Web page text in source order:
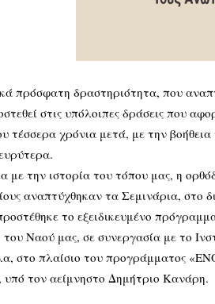
πρόσφατη δραστηριότητα, που
στις υπόλοιπες δράσεις που
τέσσερα χρόνια μετά, με την
με την ιστορία του τόπου μας, η
αναπτύχθηκαν τα Σεμινάρια, στο
το εξειδικευμένο
Ναού μας, σε συνεργασία με το
στο πλαίσιο του προγράμματος
υπό τον αείμνηστο Δημήτριο Κανάρη.